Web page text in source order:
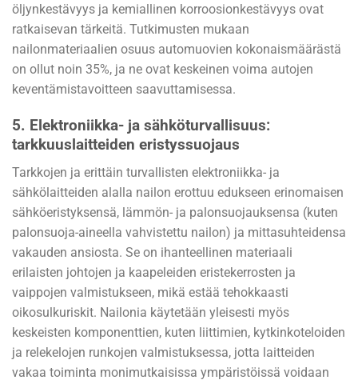
öljynkestävyys ja kemiallinen korroosionkestävyys ovat
ratkaisevan tärkeitä. Tutkimusten mukaan
nailonmateriaalien osuus automuovien kokonaismäärästä
on ollut noin 35%, ja ne ovat keskeinen voima autojen
keventämistavoitteen saavuttamisessa.
5. Elektroniikka- ja sähköturvallisuus:
tarkkuuslaitteiden eristyssuojaus
Tarkkojen ja erittäin turvallisten elektroniikka- ja
sähkölaitteiden alalla nailon erottuu edukseen erinomaisen
sähköeristyksensä, lämmön- ja palonsuojauksensa (kuten
palonsuoja-aineella vahvistettu nailon) ja mittasuhteidensa
vakauden ansiosta. Se on ihanteellinen materiaali
erilaisten johtojen ja kaapeleiden eristekerrosten ja
vaippojen valmistukseen, mikä estää tehokkaasti
oikosulkuriskit. Nailonia käytetään yleisesti myös
keskeisten komponenttien, kuten liittimien, kytkinkoteloiden
ja relekelojen runkojen valmistuksessa, jotta laitteiden
vakaa toiminta monimutkaisissa ympäristöissä voidaan